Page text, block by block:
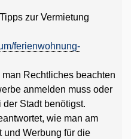
zur Vermietung
ferienwohnung-
Rechtliches beachten
anmelden muss oder
Stadt benötigst.
wie man am
und Werbung für die